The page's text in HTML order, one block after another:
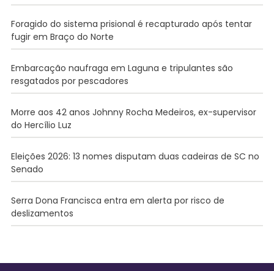
Foragido do sistema prisional é recapturado após tentar
fugir em Braço do Norte
Embarcação naufraga em Laguna e tripulantes são
resgatados por pescadores
Morre aos 42 anos Johnny Rocha Medeiros, ex-supervisor
do Hercílio Luz
Eleições 2026: 13 nomes disputam duas cadeiras de SC no
Senado
Serra Dona Francisca entra em alerta por risco de
deslizamentos